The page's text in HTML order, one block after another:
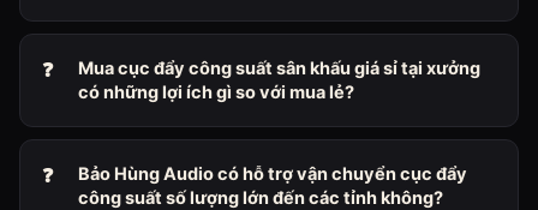
Mua cục đẩy công suất sân khấu giá sỉ tại xưởng
có những lợi ích gì so với mua lẻ?
Bảo Hùng Audio có hỗ trợ vận chuyển cục đẩy
công suất số lượng lớn đến các tỉnh không?